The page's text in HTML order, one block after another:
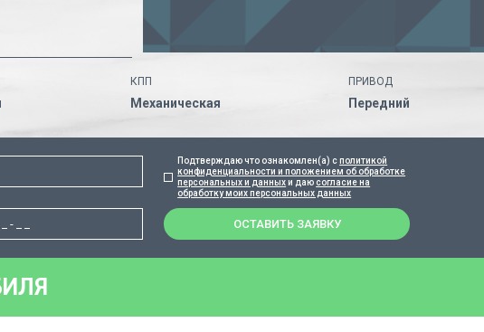
КПП
Механическая
ПРИВОД
Передний
Подтверждаю что ознакомлен(а) сполитикой
конфиденциальности и положением об обработке
персональных и данныхи даю согласие на
обработку моих персональных данных
ОСТАВИТЬ ЗАЯВКУ